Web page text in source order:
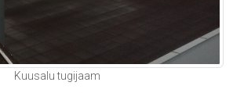
Kuusalu tugijaam